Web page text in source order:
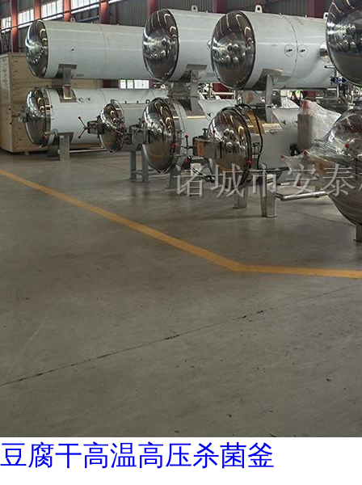
豆腐干高温高压杀菌釜